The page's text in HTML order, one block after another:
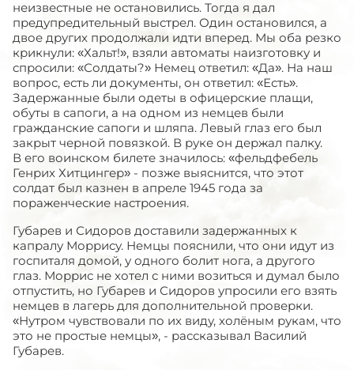
неизвестные не остановились. Тогда я дал
предупредительный выстрел. Один остановился, а
двое других продолжали идти вперед. Мы оба резко
крикнули: «Хальт!», взяли автоматы наизготовку и
спросили: «Солдаты?» Немец ответил: «Да». На наш
вопрос, есть ли документы, он ответил: «Есть».
Задержанные были одеты в офицерские плащи,
обуты в сапоги, а на одном из немцев были
гражданские сапоги и шляпа. Левый глаз его был
закрыт черной повязкой. В руке он держал палку.
В его воинском билете значилось: «фельдфебель
Генрих Хитцингер» - позже выяснится, что этот
солдат был казнен в апреле 1945 года за
пораженческие настроения.
Губарев и Сидоров доставили задержанных к
капралу Моррису. Немцы пояснили, что они идут из
госпиталя домой, у одного болит нога, а другого
глаз. Моррис не хотел с ними возиться и думал было
отпустить, но Губарев и Сидоров упросили его взять
немцев в лагерь для дополнительной проверки.
«Нутром чувствовали по их виду, холёным рукам, что
это не простые немцы», - рассказывал Василий
Губарев.